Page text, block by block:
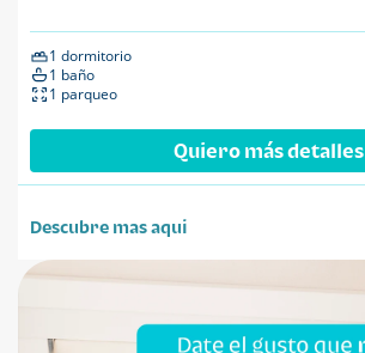
1 dormitorio
1 baño
1 parqueo
Quiero más detalles
Descubre mas aqui